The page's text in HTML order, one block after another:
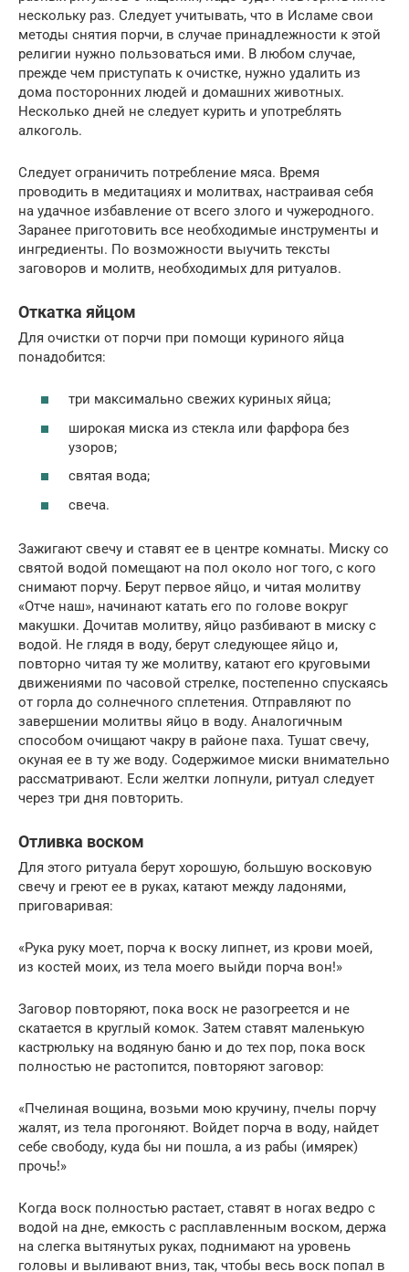
нескольку раз. Следует учитывать, что в Исламе свои
методы снятия порчи, в случае принадлежности к этой
религии нужно пользоваться ими. В любом случае,
прежде чем приступать к очистке, нужно удалить из
дома посторонних людей и домашних животных.
Несколько дней не следует курить и употреблять
алкоголь.
Следует ограничить потребление мяса. Время
проводить в медитациях и молитвах, настраивая себя
на удачное избавление от всего злого и чужеродного.
Заранее приготовить все необходимые инструменты и
ингредиенты. По возможности выучить тексты
заговоров и молитв, необходимых для ритуалов.
Откатка яйцом
Для очистки от порчи при помощи куриного яйца
понадобится:
три максимально свежих куриных яйца;
широкая миска из стекла или фарфора без
узоров;
святая вода;
свеча.
Зажигают свечу и ставят ее в центре комнаты. Миску со
святой водой помещают на пол около ног того, с кого
снимают порчу. Берут первое яйцо, и читая молитву
«Отче наш», начинают катать его по голове вокруг
макушки. Дочитав молитву, яйцо разбивают в миску с
водой. Не глядя в воду, берут следующее яйцо и,
повторно читая ту же молитву, катают его круговыми
движениями по часовой стрелке, постепенно спускаясь
от горла до солнечного сплетения. Отправляют по
завершении молитвы яйцо в воду. Аналогичным
способом очищают чакру в районе паха. Тушат свечу,
окуная ее в ту же воду. Содержимое миски внимательно
рассматривают. Если желтки лопнули, ритуал следует
через три дня повторить.
Отливка воском
Для этого ритуала берут хорошую, большую восковую
свечу и греют ее в руках, катают между ладонями,
приговаривая:
«Рука руку моет, порча к воску липнет, из крови моей,
из костей моих, из тела моего выйди порча вон!»
Заговор повторяют, пока воск не разогреется и не
скатается в круглый комок. Затем ставят маленькую
кастрюльку на водяную баню и до тех пор, пока воск
полностью не растопится, повторяют заговор:
«Пчелиная вощина, возьми мою кручину, пчелы порчу
жалят, из тела прогоняют. Войдет порча в воду, найдет
себе свободу, куда бы ни пошла, а из рабы (имярек)
прочь!»
Когда воск полностью растает, ставят в ногах ведро с
водой на дне, емкость с расплавленным воском, держа
на слегка вытянутых руках, поднимают на уровень
головы и выливают вниз, так, чтобы весь воск попал в